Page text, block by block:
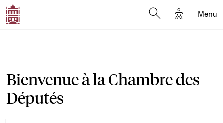
Options
Menu
Bienvenue à la Chambre des
Députés